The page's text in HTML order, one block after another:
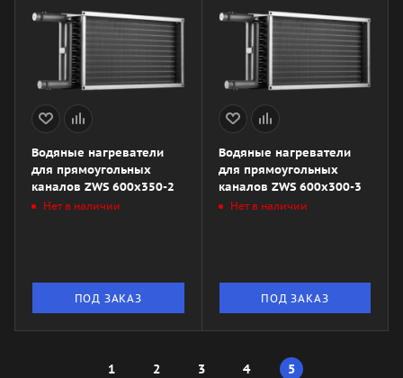
Водяные нагреватели
для прямоугольных
каналов ZWS 600x350-2
Нет в наличии
ПОД ЗАКАЗ
Водяные нагреватели
для прямоугольных
каналов ZWS 600x300-3
Нет в наличии
ПОД ЗАКАЗ
1 2 3 4 5